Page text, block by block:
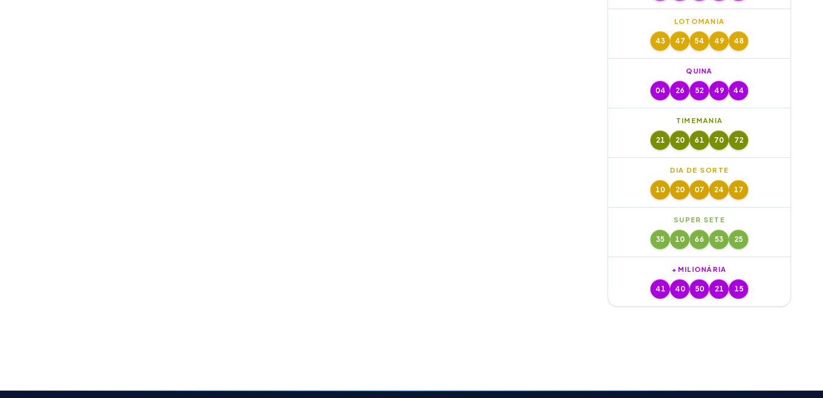
LOTOMANIA
43 47 54 49 48
QUINA
04 26 52 49 44
TIMEMANIA
21 20 61 70 72
DIA DE SORTE
10 20 07 24 17
SUPER SETE
35 10 66 53 25
+MILIONÁRIA
41 40 50 21 15